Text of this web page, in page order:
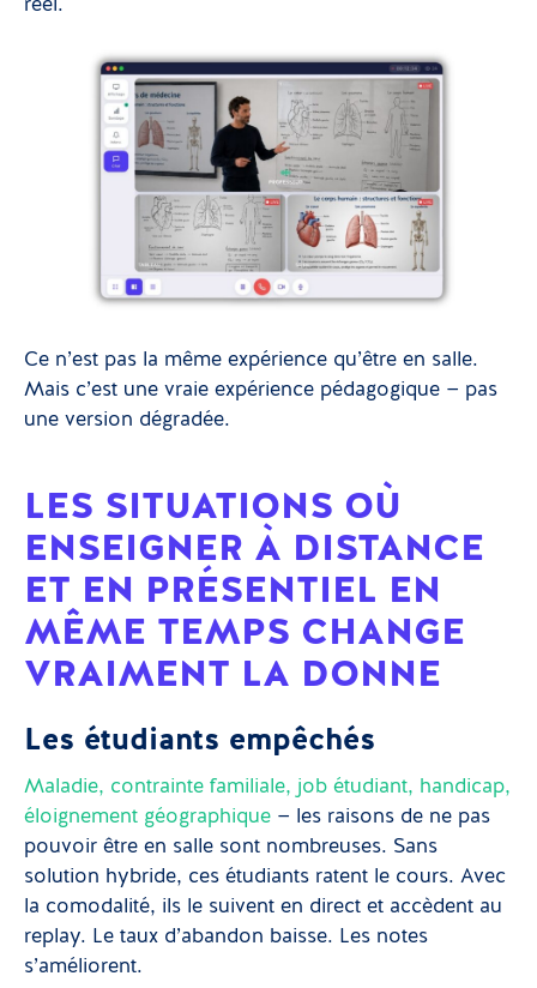
réel.
Ce n’est pas la même expérience qu’être en salle.
Mais c’est une vraie expérience pédagogique — pas
une version dégradée.
LES SITUATIONS OÙ
ENSEIGNER À DISTANCE
ET EN PRÉSENTIEL EN
MÊME TEMPS CHANGE
VRAIMENT LA DONNE
Les étudiants empêchés
Maladie, contrainte familiale, job étudiant, handicap,
éloignement géographique — les raisons de ne pas
pouvoir être en salle sont nombreuses. Sans
solution hybride, ces étudiants ratent le cours. Avec
la comodalité, ils le suivent en direct et accèdent au
replay. Le taux d’abandon baisse. Les notes
s’améliorent.